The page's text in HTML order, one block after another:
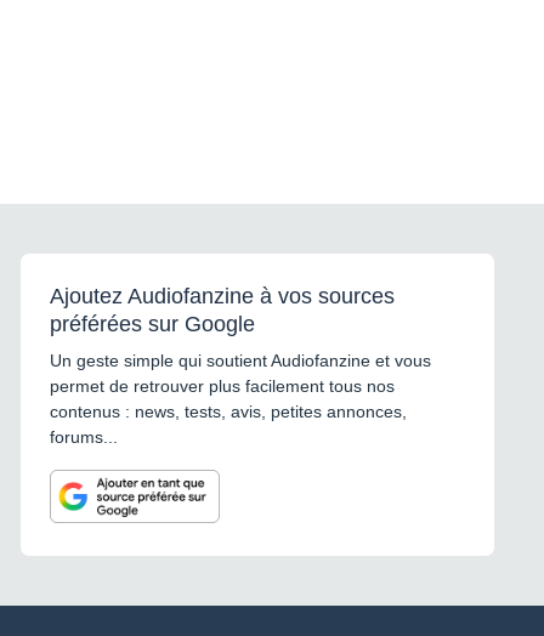
Ajoutez Audiofanzine à vos sources
préférées sur Google
Un geste simple qui soutient Audiofanzine et vous
permet de retrouver plus facilement tous nos
contenus : news, tests, avis, petites annonces,
forums...